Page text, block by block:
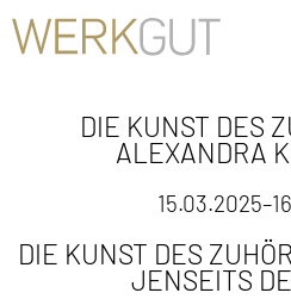
DIE KUNST DES
ALEXANDRA
DIE KUNST DES
JENSEITS